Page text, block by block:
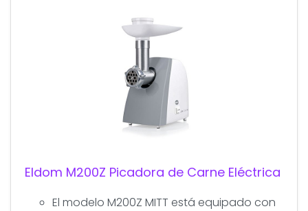
Eldom M200Z Picadora de Carne Eléctrica
El modelo M200Z MITT está equipado con